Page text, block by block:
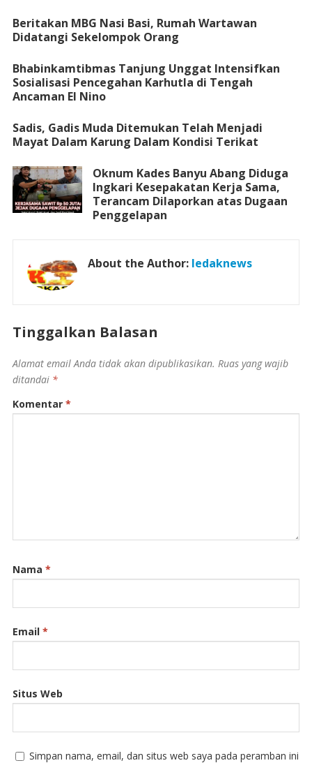
Beritakan MBG Nasi Basi, Rumah Wartawan
Didatangi Sekelompok Orang
Bhabinkamtibmas Tanjung Unggat Intensifkan
Sosialisasi Pencegahan Karhutla di Tengah
Ancaman El Nino
Sadis, Gadis Muda Ditemukan Telah Menjadi
Mayat Dalam Karung Dalam Kondisi Terikat
Oknum Kades Banyu Abang Diduga
Ingkari Kesepakatan Kerja Sama,
Terancam Dilaporkan atas Dugaan
Penggelapan
About the Author: ledaknews
Tinggalkan Balasan
Alamat email Anda tidak akan dipublikasikan. Ruas yang wajib
ditandai *
Komentar *
Nama *
Email *
Situs Web
Simpan nama, email, dan situs web saya pada peramban ini